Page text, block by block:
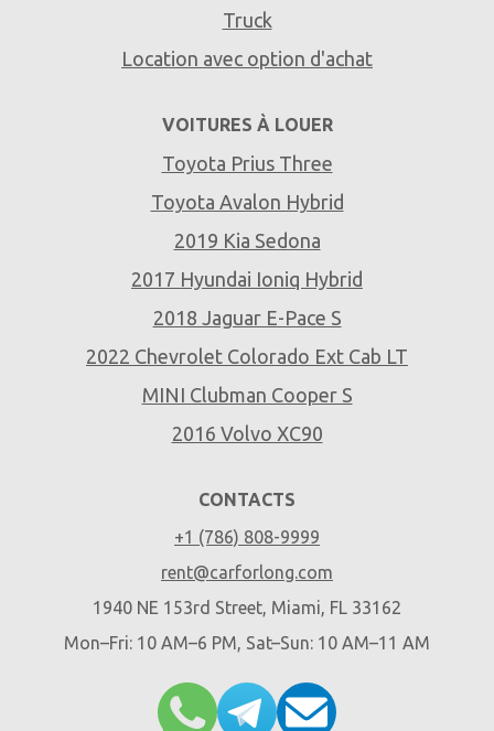
Truck
Location avec option d'achat
VOITURES À LOUER
Toyota Prius Three
Toyota Avalon Hybrid
2019 Kia Sedona
2017 Hyundai Ioniq Hybrid
2018 Jaguar E-Pace S
2022 Chevrolet Colorado Ext Cab LT
MINI Clubman Cooper S
2016 Volvo XC90
CONTACTS
+1 (786) 808-9999
rent@carforlong.com
1940 NE 153rd Street, Miami, FL 33162
Mon–Fri: 10 AM–6 PM, Sat–Sun: 10 AM–11 AM